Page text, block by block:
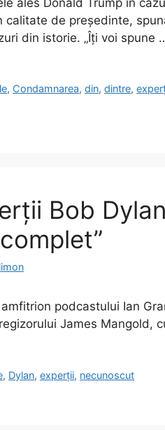
calitate de președinte,
din istorie. „Îți voi spune
, Condamnarea,din,dintre,
Bob
podcastului Ian
James Mangold,
, Dylan,experții, necunoscut